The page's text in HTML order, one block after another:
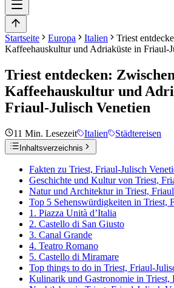
Startseite Europa Italien
Triest
Kaffeehauskultur und Adriaküste in Friaul-
Triest entdecken: Zwischen
Kaffeehauskultur und
Friaul-Julisch Venetien
11 Min. Lesezeit Italien Städtereisen
Inhaltsverzeichnis
Fakten zu Triest, Friaul-Julisch
Geschichte und Kultur von Triest,
Natur und Architektur in Triest,
Top 5 Sehenswürdigkeiten in Triest,
1. Piazza Unità d’Italia
2. Castello di San Giusto
3. Canal Grande
4. Teatro Romano
5. Castello di Miramare
Top things to do in Triest, Friaul-
Kulinarik und Gastronomie in Triest,